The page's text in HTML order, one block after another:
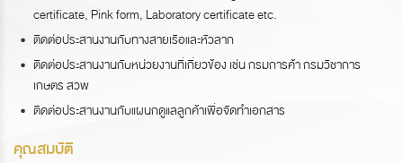
certificate, Pink form, Laboratory certificate etc.
ติดต่อประสานงานกับทางสายเรือและหัวลาก
ติดต่อประสานงานกับหน่วยงานที่เกี่ยวข้อง เช่น กรมการค้า กรมวิชาการ
เกษตร สวพ
ติดต่อประสานงานกับแผนกดูแลลูกค้าเพื่อจัดทำเอกสาร
คุณสมบัติ